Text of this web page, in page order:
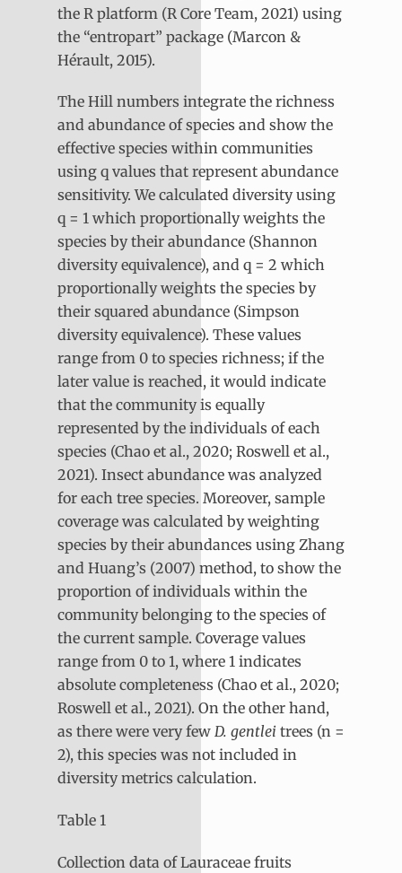
the R platform (R Core Team, 2021) using
the “entropart” package (Marcon &
Hérault, 2015).
The Hill numbers integrate the richness
and abundance of species and show the
effective species within communities
using q values that represent abundance
sensitivity. We calculated diversity using
q = 1 which proportionally weights the
species by their abundance (Shannon
diversity equivalence), and q = 2 which
proportionally weights the species by
their squared abundance (Simpson
diversity equivalence). These values
range from 0 to species richness; if the
later value is reached, it would indicate
that the community is equally
represented by the individuals of each
species (Chao et al., 2020; Roswell et al.,
2021). Insect abundance was analyzed
for each tree species. Moreover, sample
coverage was calculated by weighting
species by their abundances using Zhang
and Huang’s (2007) method, to show the
proportion of individuals within the
community belonging to the species of
the current sample. Coverage values
range from 0 to 1, where 1 indicates
absolute completeness (Chao et al., 2020;
Roswell et al., 2021). On the other hand,
as there were very few D. gentlei trees (n =
2), this species was not included in
diversity metrics calculation.
Table 1
Collection data of Lauraceae fruits